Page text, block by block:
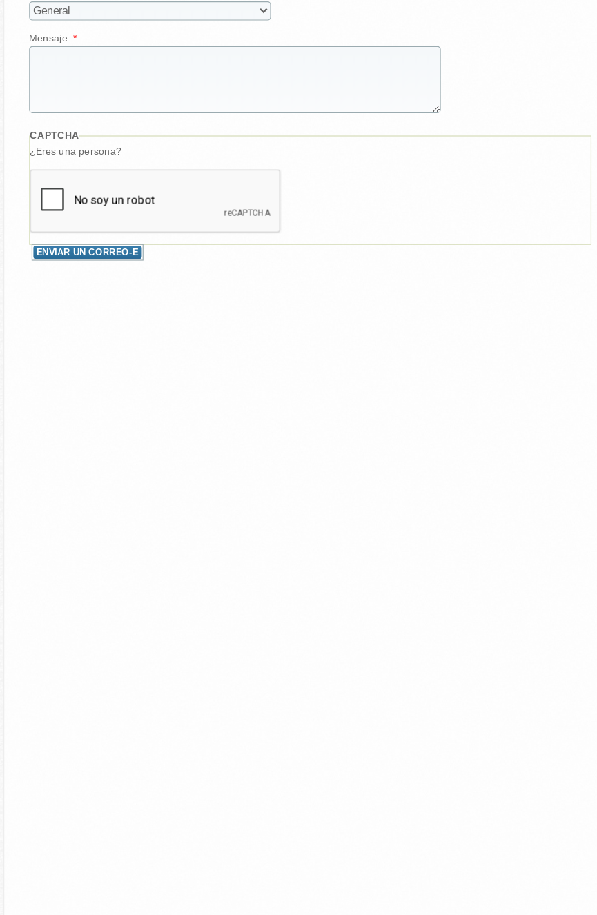
Mensaje: *
CAPTCHA
¿Eres una persona?